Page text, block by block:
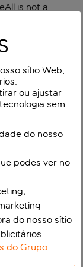
is not a
sítio Web,
ou ajustar
sem
do nosso
podes ver no
do nosso sítio
do Grupo.